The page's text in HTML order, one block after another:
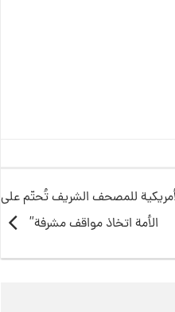
للمصحف الشريف تُحتّم على
الأمة اتخاذ مواقف مشرفة”